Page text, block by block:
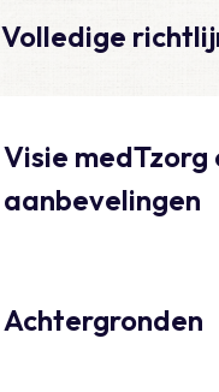
Volledige
Visie medTzorg
aanbevelingen
Achtergronden